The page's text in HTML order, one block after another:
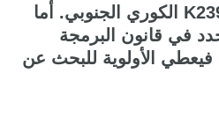
PULS أو K239 Chunmoo الكوري الجنوبي. أما
في قانون البرمجة
2024-2030، فيعطي الأولوية للبحث عن